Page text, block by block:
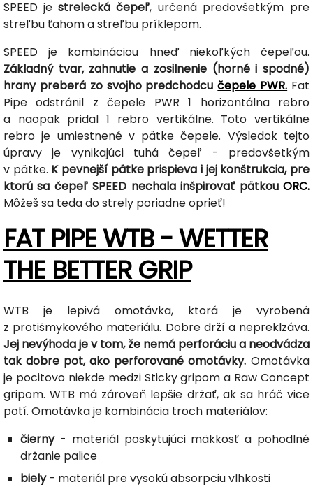
SPEED je strelecká čepeľ, určená predovšetkým pre
streľbu ťahom a streľbu príklepom.
SPEED je kombináciou hneď niekoľkých čepeľou.
Základný tvar, zahnutie a zosilnenie (horné i spodné)
hrany preberá zo svojho predchodcučepele PWR. Fat
Pipe odstránil z čepele PWR 1 horizontálna rebro
a naopak pridal 1 rebro vertikálne. Toto vertikálne
rebro je umiestnené v pätke čepele. Výsledok tejto
úpravy je vynikajúci tuhá čepeľ - predovšetkým
v pätke. K pevnejší pätke prispieva i jej konštrukcia, pre
ktorú sa čepeľ SPEED nechala inšpirovať pätkou ORC.
Môžeš sa teda do strely poriadne oprieť!
FAT PIPE WTB - WETTER
THE BETTER GRIP
WTB je lepivá omotávka, ktorá je vyrobená
z protišmykového materiálu. Dobre drží a nepreklzáva.
Jej nevýhoda je v tom, že nemá perforáciu a neodvádza
tak dobre pot, ako perforované omotávky. Omotávka
je pocitovo niekde medzi Sticky gripom a Raw Concept
gripom. WTB má zároveň lepšie držať, ak sa hráč vice
potí. Omotávka je kombinácia troch materiálov:
čierny- materiál poskytujúci mäkkosť a pohodlné
držanie palice
biely- materiál pre vysokú absorpciu vlhkosti